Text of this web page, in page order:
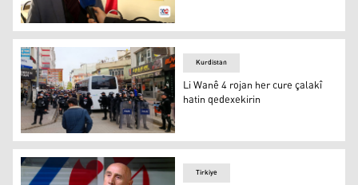
Sînan Çîftyurek: Giring e Kurd li ser navê xwe bikevin
Li Wanê 4 rojan her cure çalakî hatin qedexekirin
Kurdistan
Li Wanê 4 rojan her cure çalakî
hatin qedexekirin
Tirkiye